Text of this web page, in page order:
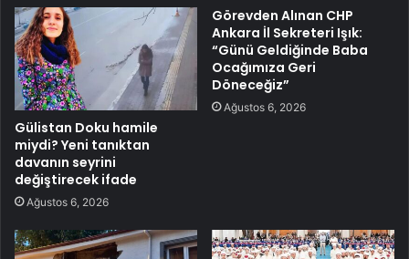
Gülistan Doku hamile
miydi? Yeni tanıktan
davanın seyrini
değiştirecek ifade
Ağustos 6, 2026
Görevden Alınan CHP
Ankara İl Sekreteri Işık:
“Günü Geldiğinde Baba
Ocağımıza Geri
Döneceğiz”
Ağustos 6, 2026